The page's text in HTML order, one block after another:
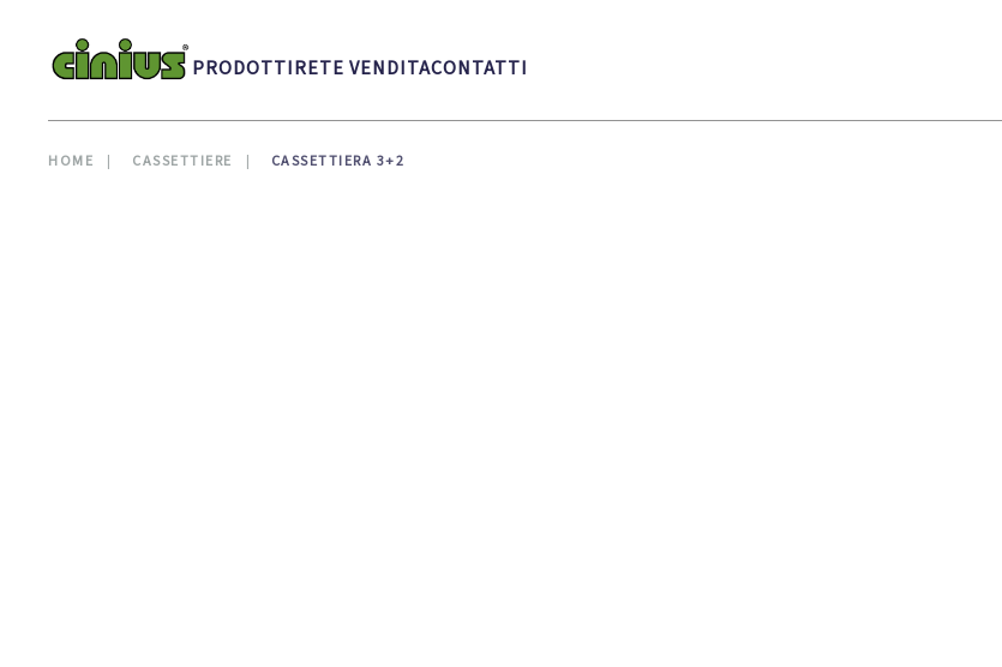
Skip to main contentPRODOTTIRETE VENDITACONTATTI
HOME CASSETTIERE CASSETTIERA 3+2